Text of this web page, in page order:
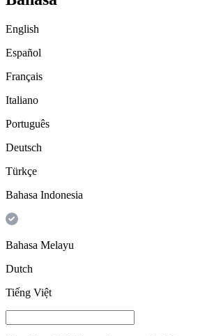
English
Español
Français
Italiano
Português
Deutsch
Türkçe
Bahasa Indonesia
Bahasa Melayu
Dutch
Tiếng Việt